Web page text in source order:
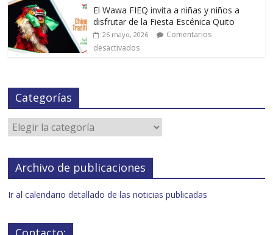
El Wawa FIEQ invita a niñas y niños a
disfrutar de la Fiesta Escénica Quito
26 mayo, 2026
Comentarios
desactivados
Categorías
Archivo de publicaciones
Ir al calendario detallado de las noticias publicadas